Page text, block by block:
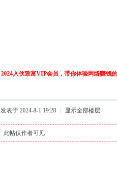
2024入伙致富VIP会员，带你体验网络赚钱
发表于 2024-8-1 19:28 显示全部楼层
此帖仅作者可见